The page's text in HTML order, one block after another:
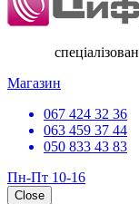
Магазин
067 424 32 36
063 459 37 44
050 833 43 83
Пн-Пт 10-16
Close